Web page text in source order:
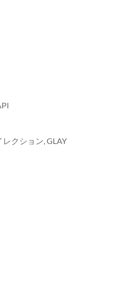
レクション, GLAY